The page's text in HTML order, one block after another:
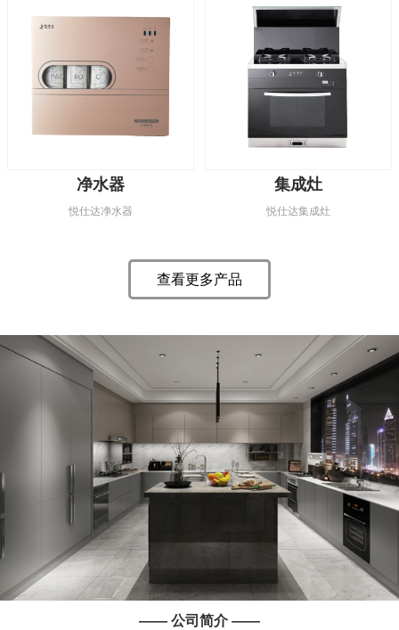
净水器
悦仕达净水器
集成灶
悦仕达集成灶
查看更多产品
—— 公司简介 ——